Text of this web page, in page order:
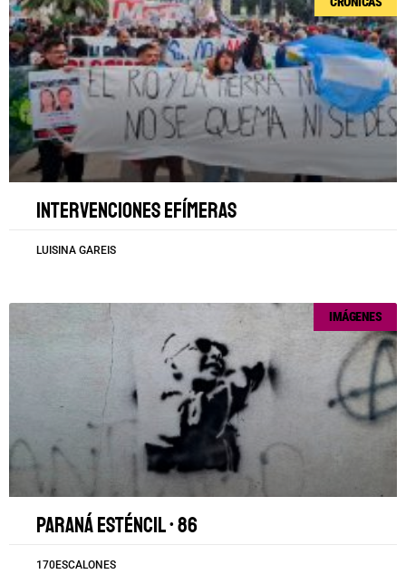
Intervenciones efímeras
LUISINA GAREIS
IMÁGENES
Paraná esténcil • 86
170ESCALONES